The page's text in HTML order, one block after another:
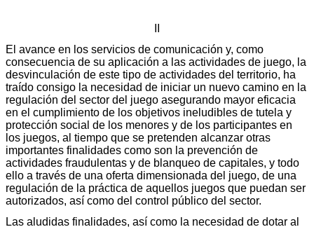
El avance en los servicios de comunicación y, como
consecuencia de su aplicación a las actividades de juego, la
desvinculación de este tipo de actividades del territorio, ha
traído consigo la necesidad de iniciar un nuevo camino en la
regulación del sector del juego asegurando mayor eficacia
en el cumplimiento de los objetivos ineludibles de tutela y
protección social de los menores y de los participantes en
los juegos, al tiempo que se pretenden alcanzar otras
importantes finalidades como son la prevención de
actividades fraudulentas y de blanqueo de capitales, y todo
ello a través de una oferta dimensionada del juego, de una
regulación de la práctica de aquellos juegos que puedan ser
autorizados, así como del control público del sector.
Las aludidas finalidades, así como la necesidad de dotar al